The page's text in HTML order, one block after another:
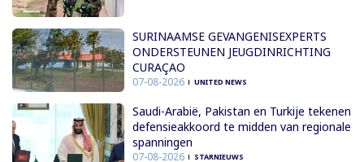
SURINAAMSE GEVANGENISEXPERTS
ONDERSTEUNEN JEUGDINRICHTING
CURAÇAO
07-08-2026 UNITED NEWS
Saudi-Arabië, Pakistan en Turkije tekenen
defensieakkoord te midden van regionale
spanningen
07-08-2026 STARNIEUWS